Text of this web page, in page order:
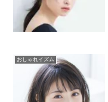
おしゃれイズム